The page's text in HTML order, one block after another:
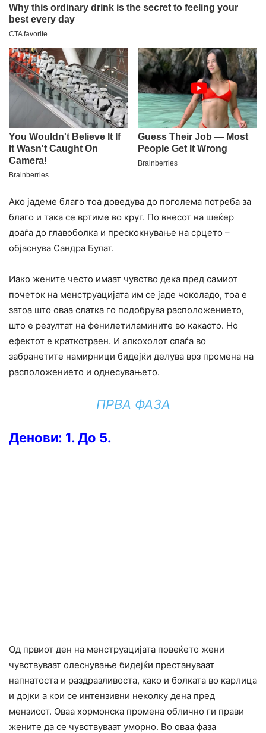
Ако јадеме благо тоа доведува до поголема потреба за
благо и така се вртиме во круг. По внесот на шеќер
доаѓа до главоболка и прескокнување на срцето –
објаснува Сандра Булат.
Иако жените често имаат чувство дека пред самиот
почеток на менструацијата им се јаде чоколадо, тоа е
затоа што оваа слатка го подобрува расположението,
што е резултат на фенилетиламините во какаото. Но
ефектот е краткотраен. И алкохолот спаѓа во
забранетите намирници бидејќи делува врз промена на
расположението и однесувањето.
ПРВА ФАЗА
Денови: 1. До 5.
Од првиот ден на менструацијата повеќето жени
чувствуваат олеснување бидејќи престануваат
напнатоста и раздразливоста, како и болката во карлица
и дојки а кои се интензивни неколку дена пред
мензисот. Оваа хормонска промена облично ги прави
жените да се чувствуваат уморно. Во оваа фаза